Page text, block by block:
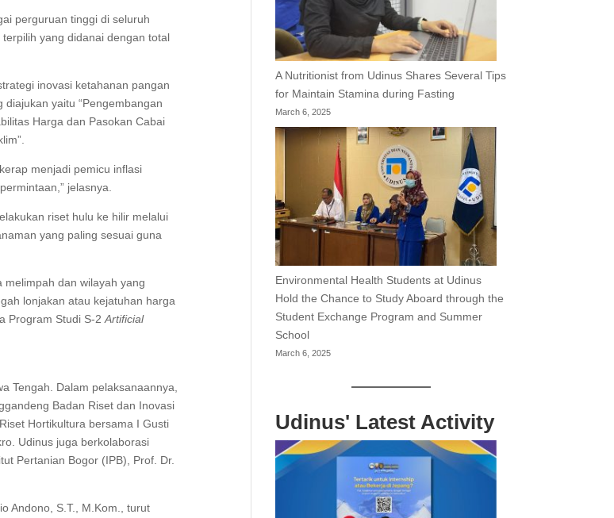
perguruan tinggi di seluruh
yang didanai dengan total
inovasi ketahanan pangan
yaitu “Pengembangan
Harga dan Pasokan Cabai
menjadi pemicu inflasi
jelasnya.
riset hulu ke hilir melalui
yang paling sesuai guna
melimpah dan wilayah yang
lonjakan atau kejatuhan harga
Program Studi S-2Artificial
Tengah. Dalam pelaksanaannya,
Badan Riset dan Inovasi
Hortikultura bersama I Gusti
Udinus juga berkolaborasi
Pertanian Bogor (IPB), Prof. Dr.
Andono, S.T., M.Kom., turut
A Nutritionist from Udinus Shares Several Tips
for Maintain Stamina during Fasting
March 6, 2025
Environmental Health Students at Udinus
Hold the Chance to Study Aboard through the
Student Exchange Program and Summer
School
March 6, 2025
Udinus' Latest Activity